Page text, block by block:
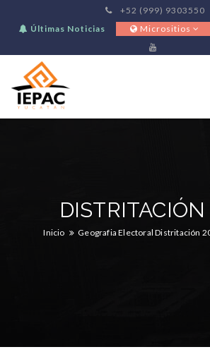
+52 (999) 9303550
Últimas Noticias
Micrositios
Inicio Geografia Electoral Distritación